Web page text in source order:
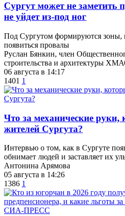
Сургут может не заметить
не уйдет из-под ног
Под Сургутом формируются зоны,
появиться провалы
Руслан Бянкин, член
строительства и архитектуры
06 августа в 14:17
1401 1
​Что за механические
жителей Сургута?
Интервью о том, как в Сургуте
обнимает людей и заставляет их
Антонина Арямова
05 августа в 14:26
1386 1